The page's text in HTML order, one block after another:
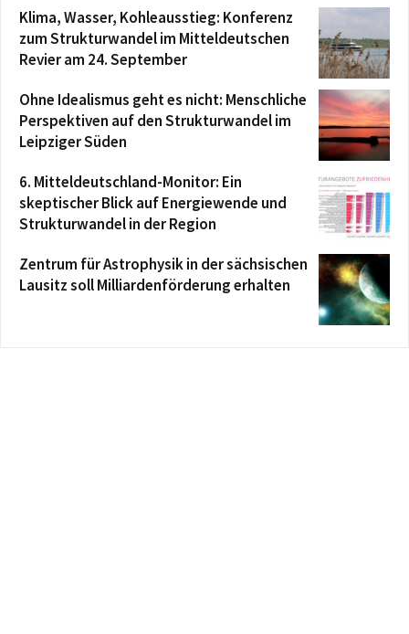
Klima, Wasser, Kohleausstieg: Konferenz
zum Strukturwandel im Mitteldeutschen
Revier am 24. September
Ohne Idealismus geht es nicht: Menschliche
Perspektiven auf den Strukturwandel im
Leipziger Süden
6. Mitteldeutschland-Monitor: Ein
skeptischer Blick auf Energiewende und
Strukturwandel in der Region
Zentrum für Astrophysik in der sächsischen
Lausitz soll Milliardenförderung erhalten